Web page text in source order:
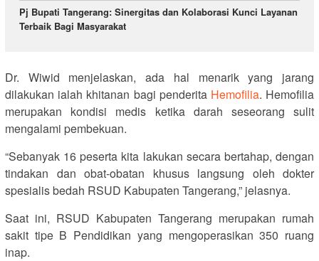
Pj Bupati Tangerang: Sinergitas dan Kolaborasi Kunci Layanan
Terbaik Bagi Masyarakat
Dr. Wiwid menjelaskan, ada hal menarik yang jarang
dilakukan ialah khitanan bagi penderita Hemofilia. Hemofilia
merupakan kondisi medis ketika darah seseorang sulit
mengalami pembekuan.
“Sebanyak 16 peserta kita lakukan secara bertahap, dengan
tindakan dan obat-obatan khusus langsung oleh dokter
spesialis bedah RSUD Kabupaten Tangerang,” jelasnya.
Saat ini, RSUD Kabupaten Tangerang merupakan rumah
sakit tipe B Pendidikan yang mengoperasikan 350 ruang
inap.